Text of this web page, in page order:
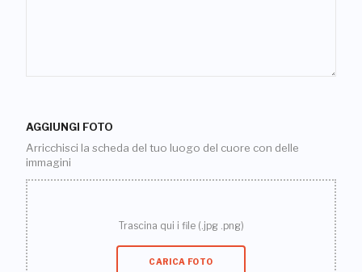
AGGIUNGI FOTO
Arricchisci la scheda del tuo luogo del cuore con delle
immagini
Trascina qui i file (.jpg .png)
CARICA FOTO